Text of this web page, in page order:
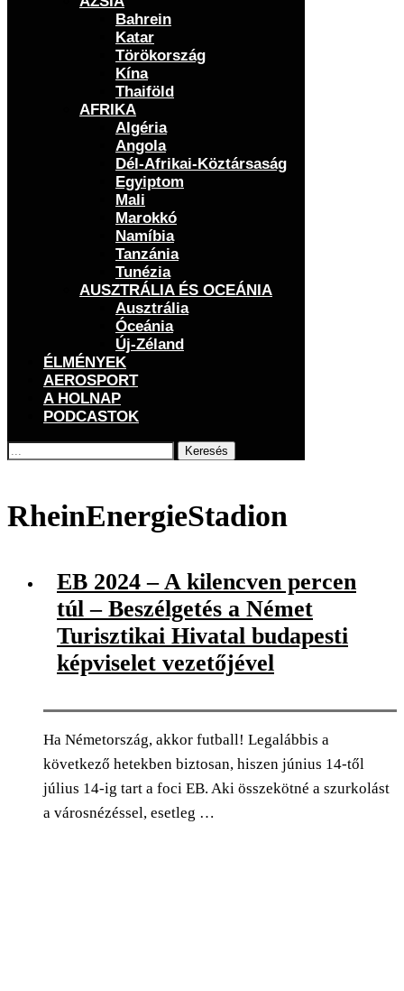
Bahrein
Katar
Törökország
Kína
Thaiföld
AFRIKA
Algéria
Angola
Dél-Afrikai-Köztársaság
Egyiptom
Mali
Marokkó
Namíbia
Tanzánia
Tunézia
AUSZTRÁLIA ÉS OCEÁNIA
Ausztrália
Óceánia
Új-Zéland
ÉLMÉNYEK
AEROSPORT
A HOLNAP
PODCASTOK
Keresés
RheinEnergieStadion
EB 2024 – A kilencven percen
túl – Beszélgetés a Német
Turisztikai Hivatal budapesti
képviselet vezetőjével
Ha Németország, akkor futball! Legalábbis a
következő hetekben biztosan, hiszen június 14-től
július 14-ig tart a foci EB. Aki összekötné a szurkolást
a városnézéssel, esetleg …